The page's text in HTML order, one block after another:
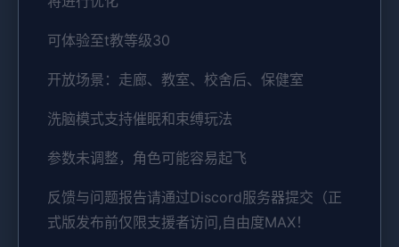
可体验至t教等级30
开放场景：走廊、教室、校舍后、保健室
洗脑模式支持催眠和束缚玩法
参数未调整，角色可能容易起飞
反馈与问题报告请通过Discord服务器提交（正
式版发布前仅限支援者访问,自由度MAX！